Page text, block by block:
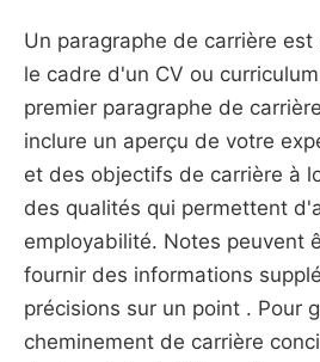
Un paragraphe de carrière
le cadre d'un CV ou
premier paragraphe de
inclure un aperçu de votre
et des objectifs de carrière à
des qualités qui permettent
employabilité. Notes peuvent
fournir des informations
précisions sur un point . Pour
cheminement de carrière